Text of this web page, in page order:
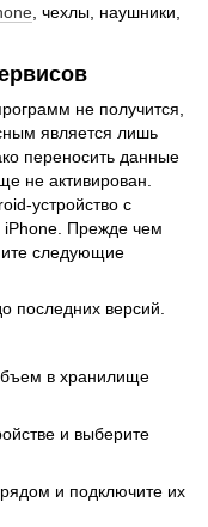
, чехлы, наушники,
не получится,
является лишь
переносить данные
не активирован.
устройство с
iPhone. Прежде чем
следующие
последних версий.
в хранилище
и выберите
и подключите их